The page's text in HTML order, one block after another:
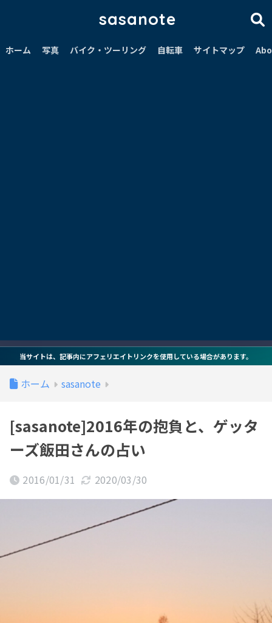
sasanote
ホーム 写真 バイク・ツーリング 自転車 サイトマップ
当サイトは、記事内にアフェリエイトリンクを使用している場合があります。
ホーム sasanote
[sasanote]2016年の抱負と、ゲッタ
ーズ飯田さんの占い
2016/01/31 2020/03/30